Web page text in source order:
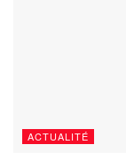
ACTUALITÉ